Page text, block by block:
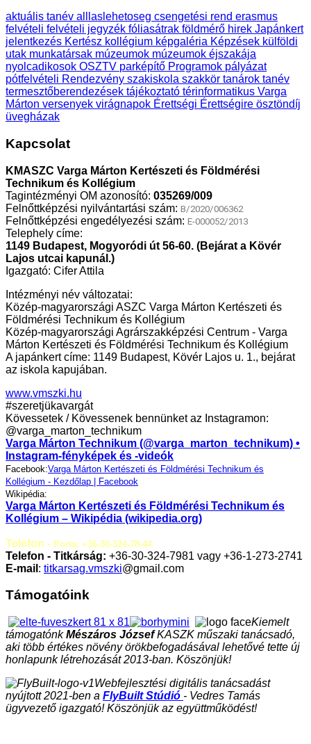
aktuális tanév alllaslehetoseg csengetési rend erasmus
felvételi felvételi jegyzék fóliasátrak földmérő hirek Japánkert
jelentkezés Kertész kollégium képgaléria Képzések külföldi
utak munkatársak múzeumok múzeumok éjszakája
nyolcadikosok OSZTV parképítő Programok pályázat
pótfelvételi Rendezvény szakiskola szakkör tanárok tanév
termesztőberendezések tájékoztató térinformatikus Varga
Márton versenyek virágnapok Érettségi Érettségire ösztöndíj
üvegházak
Kapcsolat
KMASZC Varga Márton Kertészeti és Földmérési
Technikum és Kollégium
Tagintézményi OM azonosító: 035269/009
Felnőttképzési nyilvántartási szám: B/2020/006362
Felnőttképzési engedélyezési szám: E-000052/2013
Telephely címe:
1149 Budapest, Mogyoródi út 56-60. (Bejárat a Kövér
Lajos utcai kapunál.)
Igazgató: Cifer Attila
Intézményi név változatai:
Közép-magyarországi ASZC Varga Márton Kertészeti és
Földmérési Technikum és Kollégium
Közép-magyarországi Agrárszakképzési Centrum - Varga
Márton Kertészeti és Földmérési Technikum és Kollégium
A japánkert címe: 1149 Budapest, Kövér Lajos u. 1., bejárat
az iskola kapujában.
www.vmszki.hu
#szeretjükavargát
Kövessetek / Kövessenek bennünket az Instagramon:
@varga_marton_technikum
Varga Márton Technikum (@varga_marton_technikum) •
Instagram-fényképek és -videók
Facebook:Varga Márton Kertészeti és Földmérési Technikum és
Kollégium - Kezdőlap | Facebook
Wikipédia:
Varga Márton Kertészeti és Földmérési Technikum és
Kollégium – Wikipédia (wikipedia.org)
Telefon - Porta: +36-30-324-78-44
Telefon - Titkárság: +36-30-324-7981 vagy +36-1-273-2741
E-mail : titkarsag.vmszki@gmail.com
Támogatóink
Kiemelt
támogatónkMészáros JózsefKASZK műszaki tanácsadó,
aki több értékes növény örökbefogadásával lehetővé tette új
honlapunk létrehozását 2013-ban. Köszönjük!
Webfejlesztési digitális tanácsadást
nyújtott 2021-ben a FlyBuilt Stúdió - Vedres Tamás
ügyvezető igazgató! Köszönjük az együttműködést!